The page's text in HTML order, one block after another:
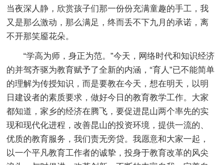
当夜深人静，欣赏孩子们那一份份充满童趣的手工，我
又是那么激动，那么满足，终而丢不下九月的承诺，离
不开那笑靥花朵。
“学高为师，身正为范。”今天，网络时代和知识经济
的并驾齐驱为教育赋予了全新的内涵，“育人”已不能简单
的理解为传授知识，而是要教在今天，想在明天，以明
日建设者的素质要求，做好今日的教育教学工作。大家
都知道，家乡的经济在腾飞，要促进昆山两个率先的实
现和现代化进程，改善昆山的投资环境，提供一流的、
优质的教育服务，我们责无旁贷。我愿意和大家一起，
以一个平凡教育工作者的诚挚，投身于教育改革的风尖